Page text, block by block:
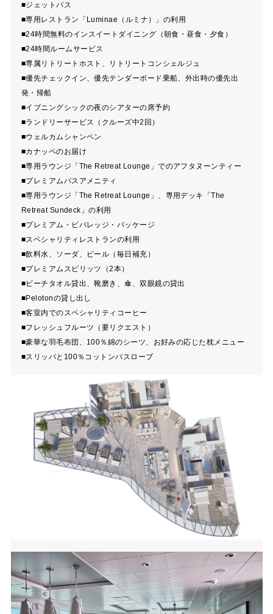
■ジェットバス
■専用レストラン「Luminae（ルミナ）」の利用
■24時間無料のインスイートダイニング（朝食・昼食・夕食）
■24時間ルームサービス
■専属リトリートホスト、リトリートコンシェルジュ
■優先チェックイン、優先テンダーボード乗船、外出時の優先出
発・帰船
■イブニングシックの夜のシアターの席予約
■ランドリーサービス（クルーズ中2回）
■ウェルカムシャンペン
■カナッペのお届け
■専用ラウンジ「The Retreat Lounge」でのアフタヌーンティー
■プレミアムバスアメニティ
■専用ラウンジ「The Retreat Lounge」、専用デッキ「The
Retreat Sundeck」の利用
■プレミアム・ビバレッジ・パッケージ
■スペシャリティレストランの利用
■飲料水、ソーダ、ビール（毎日補充）
■プレミアムスピリッツ（2本）
■ビーチタオル貸出、靴磨き、傘、双眼鏡の貸出
■Pelotonの貸し出し
■客室内でのスペシャリティコーヒー
■フレッシュフルーツ（要リクエスト）
■豪華な羽毛布団、100％綿のシーツ、お好みの応じた枕メニュー
■スリッパと100％コットンバスローブ